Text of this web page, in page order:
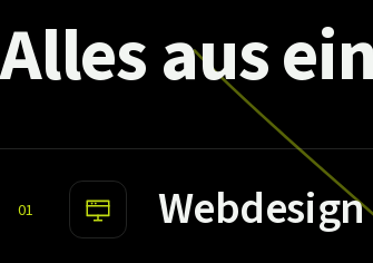
Allesaus
01